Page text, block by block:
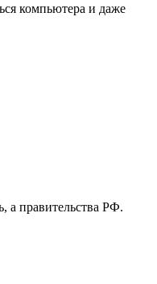
компьютера и даже
а правительства РФ.